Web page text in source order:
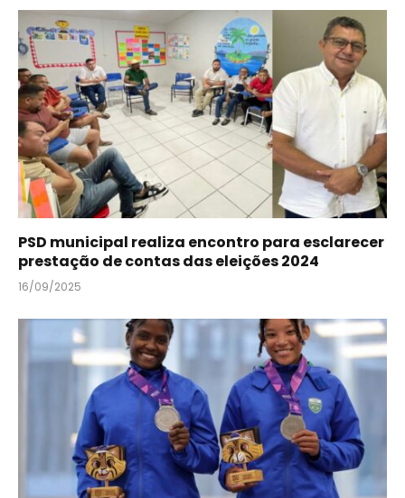
PSD municipal realiza encontro para esclarecer
prestação de contas das eleições 2024
16/09/2025